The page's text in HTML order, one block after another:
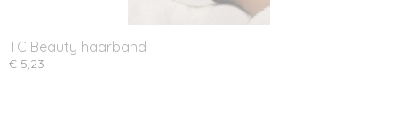
TC Beauty haarband
€ 5,23